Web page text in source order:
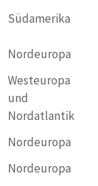
Südamerika
Nordeuropa
Westeuropa
und
Nordatlantik
Nordeuropa
Nordeuropa